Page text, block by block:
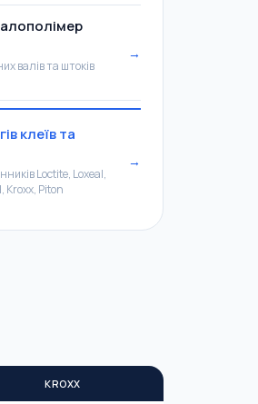
валів та штоків
→
клеїв та
Loctite, Loxeal,
Kroxx, Piton
→
KROXX